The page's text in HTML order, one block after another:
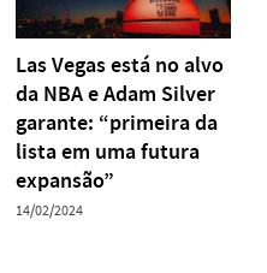
Las Vegas está no alvo
da NBA e Adam Silver
garante: “primeira da
lista em uma futura
expansão”
14/02/2024